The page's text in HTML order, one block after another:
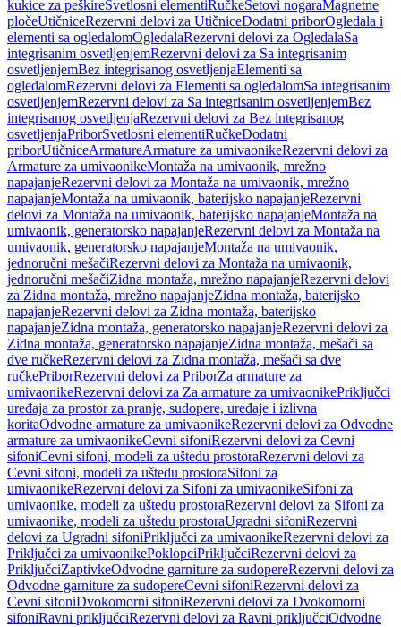
kukice za peškireSvetlosni elementiRučkeSetovi nogaraMagnetne
pločeUtičniceRezervni delovi za UtičniceDodatni priborOgledala i
elementi sa ogledalomOgledalaRezervni delovi za OgledalaSa
integrisanim osvetljenjemRezervni delovi za Sa integrisanim
osvetljenjemBez integrisanog osvetljenjaElementi sa
ogledalomRezervni delovi za Elementi sa ogledalomSa integrisanim
osvetljenjemRezervni delovi za Sa integrisanim osvetljenjemBez
integrisanog osvetljenjaRezervni delovi za Bez integrisanog
osvetljenjaPriborSvetlosni elementiRučkeDodatni
priborUtičniceArmatureArmature za umivaonikeRezervni delovi za
Armature za umivaonikeMontaža na umivaonik, mrežno
napajanjeRezervni delovi za Montaža na umivaonik, mrežno
napajanjeMontaža na umivaonik, baterijsko napajanjeRezervni
delovi za Montaža na umivaonik, baterijsko napajanjeMontaža na
umivaonik, generatorsko napajanjeRezervni delovi za Montaža na
umivaonik, generatorsko napajanjeMontaža na umivaonik,
jednoručni mešačiRezervni delovi za Montaža na umivaonik,
jednoručni mešačiZidna montaža, mrežno napajanjeRezervni delovi
za Zidna montaža, mrežno napajanjeZidna montaža, baterijsko
napajanjeRezervni delovi za Zidna montaža, baterijsko
napajanjeZidna montaža, generatorsko napajanjeRezervni delovi za
Zidna montaža, generatorsko napajanjeZidna montaža, mešači sa
dve ručkeRezervni delovi za Zidna montaža, mešači sa dve
ručkePriborRezervni delovi za PriborZa armature za
umivaonikeRezervni delovi za Za armature za umivaonikePriključci
uređaja za prostor za pranje, sudopere, uređaje i izlivna
koritaOdvodne armature za umivaonikeRezervni delovi za Odvodne
armature za umivaonikeCevni sifoniRezervni delovi za Cevni
sifoniCevni sifoni, modeli za uštedu prostoraRezervni delovi za
Cevni sifoni, modeli za uštedu prostoraSifoni za
umivaonikeRezervni delovi za Sifoni za umivaonikeSifoni za
umivaonike, modeli za uštedu prostoraRezervni delovi za Sifoni za
umivaonike, modeli za uštedu prostoraUgradni sifoniRezervni
delovi za Ugradni sifoniPriključci za umivaonikeRezervni delovi za
Priključci za umivaonikePoklopciPriključciRezervni delovi za
PriključciZaptivkeOdvodne garniture za sudopereRezervni delovi za
Odvodne garniture za sudopereCevni sifoniRezervni delovi za
Cevni sifoniDvokomorni sifoniRezervni delovi za Dvokomorni
sifoniRavni priključciRezervni delovi za Ravni priključciOdvodne